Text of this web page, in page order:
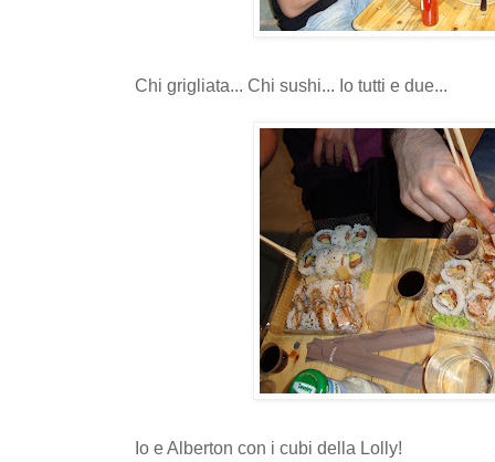
Chi grigliata... Chi sushi... Io tutti e due...
Io e Alberton con i cubi della Lolly!